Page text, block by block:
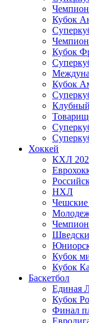
Кубок
Кубок
Кубок
Хоккей
КХЛ
НХЛ
Кубок
Кубок
Баскетбол
Единая
Кубок
Финал